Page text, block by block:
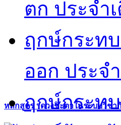
หลักสูตร “ดวงชะตาในระบบวิชา
ตก ประจำ
ฤกษ์กระท
ออก ประจ
ฤกษ์กระท